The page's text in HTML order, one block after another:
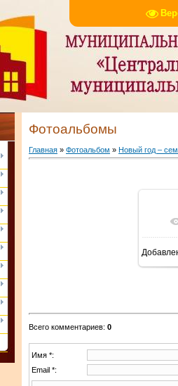
Фотоальбомы
Главная » Фотоальбом » Новый год –
Всего комментариев: 0
Имя *:
Email *: